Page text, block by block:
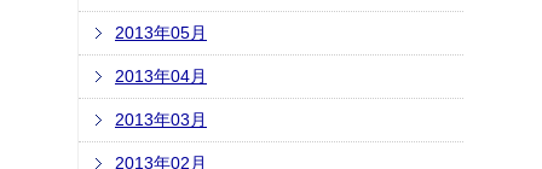
2013年05月
2013年04月
2013年03月
2013年02月